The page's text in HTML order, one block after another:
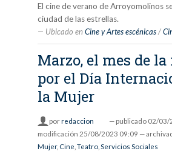
El cine de verano de Arroyomolinos
ciudad de las estrellas.
Ubicado en Cine y Artes escénicas /
Marzo, el mes de
por el Día
la Mujer
porredaccion — publicado 02/03/
modificación 25/08/2023 09:09 —
Mujer, Cine Teatro, Servicios Sociales